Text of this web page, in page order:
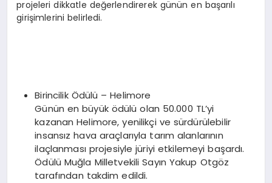
projeleri dikkatle değerlendirerek günün en başarılı
girişimlerini belirledi.
Birincilik Ödülü – Helimore
Günün en büyük ödülü olan 50.000 TL’yi
kazanan Helimore, yenilikçi ve sürdürülebilir
insansız hava araçlarıyla tarım alanlarının
ilaçlanması projesiyle jüriyi etkilemeyi başardı.
Ödülü Muğla Milletvekili Sayın Yakup Otgöz
tarafından takdim edildi.